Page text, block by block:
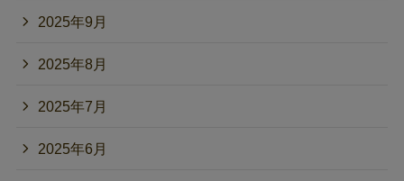
2025年9月
2025年8月
2025年7月
2025年6月